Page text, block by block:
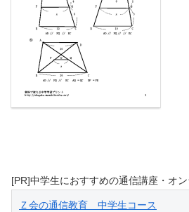
[PR]中学生におすすめの通信講座・オ
Ｚ会の通信教育　中学生コース